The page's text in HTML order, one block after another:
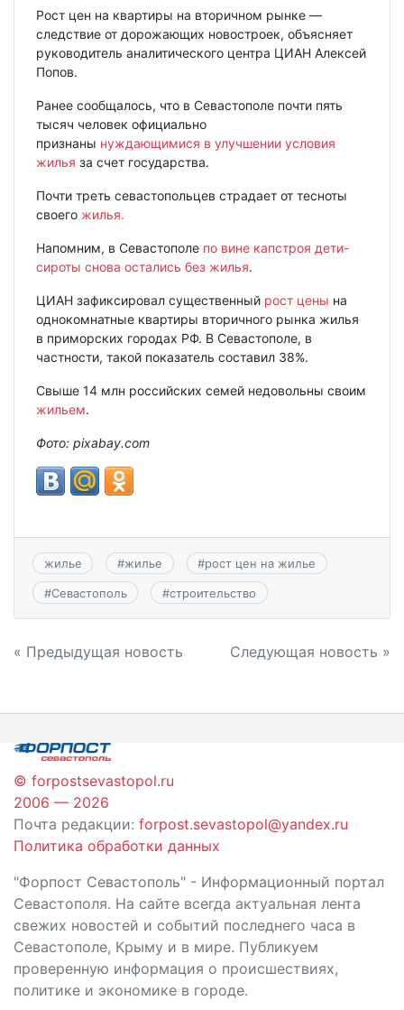
Рост цен на квартиры на вторичном рынке —
следствие от дорожающих новостроек, объясняет
руководитель аналитического центра ЦИАН Алексей
Попов.
Ранее сообщалось, что в Севастополе почти пять
тысяч человек официально
признаны нуждающимися в улучшении условия
жилья за счет государства.
Почти треть севастопольцев страдает от тесноты
своего жилья.
Напомним, в Севастополе по вине капстроя дети-
сироты снова остались без жилья.
ЦИАН зафиксировал существенный рост цены на
однокомнатные квартиры вторичного рынка жилья
в приморских городах РФ. В Севастополе, в
частности, такой показатель составил 38%.
Свыше 14 млн российских семей недовольны своим
жильем.
Фото: pixabay.com
жилье #жилье #рост цен на жилье
#Севастополь #строительство
Навигация
записям
« Предыдущая новость Следующая новость »
© forpostsevastopol.ru
2006 — 2026
Почта редакции: forpost.sevastopol@yandex.ru
Политика обработки данных
"Форпост Севастополь" - Информационный портал
Севастополя. На сайте всегда актуальная лента
свежих новостей и событий последнего часа в
Севастополе, Крыму и в мире. Публикуем
проверенную информация о происшествиях,
политике и экономике в городе.